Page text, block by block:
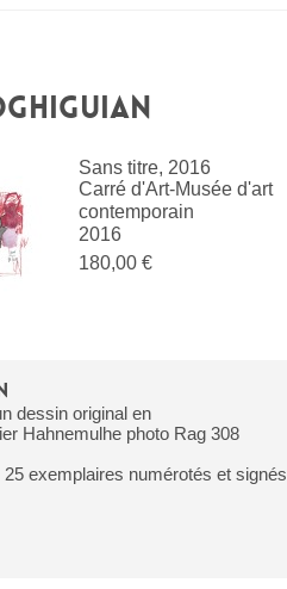
Sans titre, 2016
Carré d'Art-Musée d'art
contemporain
2016
180,00 €
dessin original en
Hahnemulhe photo Rag 308
25 exemplaires numérotés et signés